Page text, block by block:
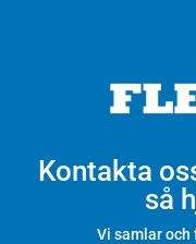
Kontakta
så
Vi samlar